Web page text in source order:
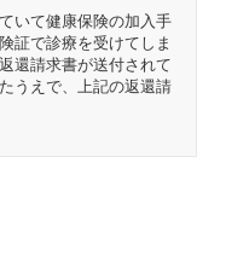
いて健康保険の加入手
証で診療を受けてしま
還請求書が送付されて
うえで、上記の返還請